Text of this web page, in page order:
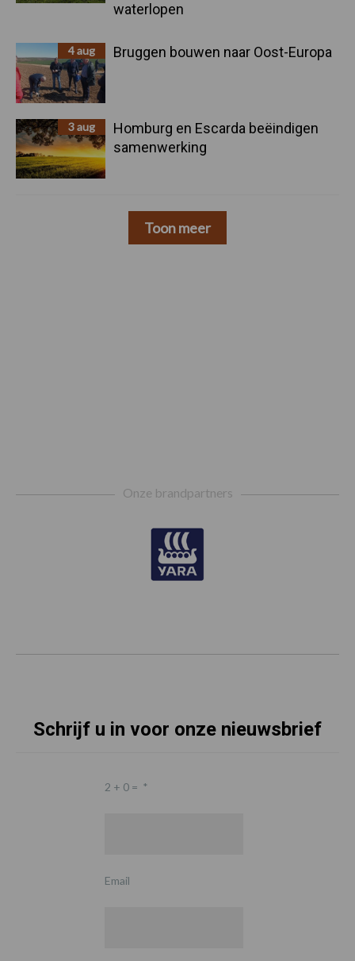
waterlopen
4 aug Bruggen bouwen naar Oost-Europa
3 aug
Homburg en Escarda beëindigen
samenwerking
Toon meer
Onze brandpartners
Schrijf u in voor onze nieuwsbrief
2 + 0 = *
Email